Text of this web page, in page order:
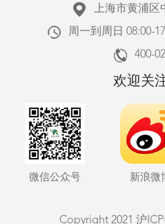
上海市黄浦区
周一到周日 08:00-
400-
欢迎关
微信公众号 新浪微
Copyright 2021 沪ICP